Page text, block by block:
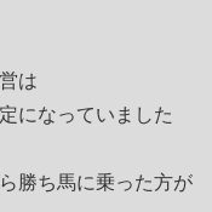
は
になっていました
勝ち馬に乗った方が